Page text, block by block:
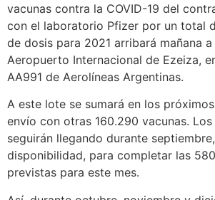
vacunas contra la COVID-19 del
con el laboratorio Pfizer por un total
de dosis para 2021 arribará mañana a
Aeropuerto Internacional de Ezeiza,
AA991 de Aerolíneas Argentinas.
A este lote se sumará en los
envío con otras 160.290 vacunas.
seguirán llegando durante
disponibilidad, para completar las
previstas para este mes.